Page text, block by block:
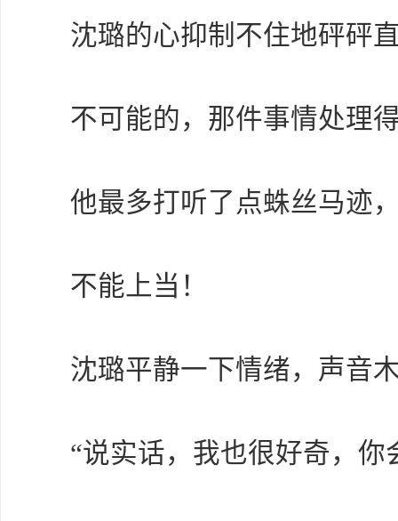
沈璐的心抑制不住地砰砰
不可能的，那件事情处理
他最多打听了点蛛丝马迹
不能上当！
沈璐平静一下情绪，声音
“说实话，我也很好奇，